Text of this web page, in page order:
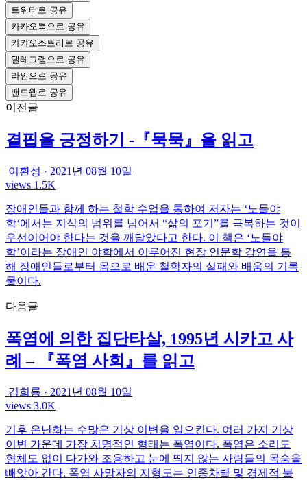
트위터로 공유
카카오톡으로 공유
카카오스토리로 공유
텔레그램으로 공유
라인으로 공유
밴드웹로 공유
이전글
결핍을 긍정하기 -『묵묵』을 읽고
이환성 · 2021년 08월 10일
views 1.5K
장애인들과 함께 하는 철학 수업을 통하여 저자는 ‘노들야
학‘에서는 지식의 범위를 넘어서 “삶의 포기”를 극복하는 것이
우선이어야 한다는 것을 깨달았다고 한다. 이 책은 ‘노들야
학’이라는 장애인 야학에서 이루어진 현장 인문학 강연을 통
해 장애인들로부터 몸으로 배운 철학자의 실패와 배움의 기록
물이다.
다음글
폭염에 의한 집단타살, 1995년 시카고 사
례 – 『폭염 사회』를 읽고
김희룡 · 2021년 08월 10일
views 3.0K
기후 온난화는 수많은 기상 이변을 일으킨다. 여러 가지 기상
이변 가운데 가장 치명적인 형태는 폭염이다. 폭염은 소리도
형체도 없이 다가와 조용하고 눈에 띄지 않는 사람들의 목숨을
빼앗아 간다. 폭염 사망자의 지형도는 인종차별 및 경제적 불